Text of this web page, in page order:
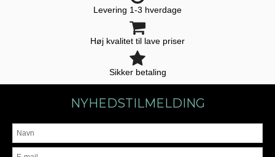
Levering 1-3 hverdage
Høj kvalitet til lave priser
Sikker betaling
NYHEDSTILMELDING